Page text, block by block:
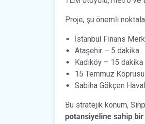
Proje, şu önemli
İstanbul Finans
Ataşehir – 5 dakika
Kadıköy – 15 dakika
15 Temmuz
Sabiha Gökçen
Bu stratejik konum,
potansiyeline sahip bir